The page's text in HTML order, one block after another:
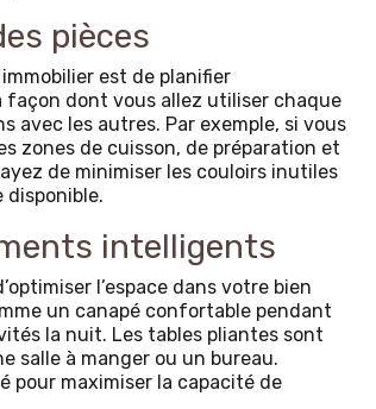
pièces
est de planifier
façon dont vous allez utiliser chaque
avec les autres. Par exemple, si vous
zones de cuisson, de préparation et
de minimiser les couloirs inutiles
intelligents
l’espace dans votre bien
un canapé confortable pendant
la nuit. Les tables pliantes sont
salle à manger ou un bureau.
pour maximiser la capacité de